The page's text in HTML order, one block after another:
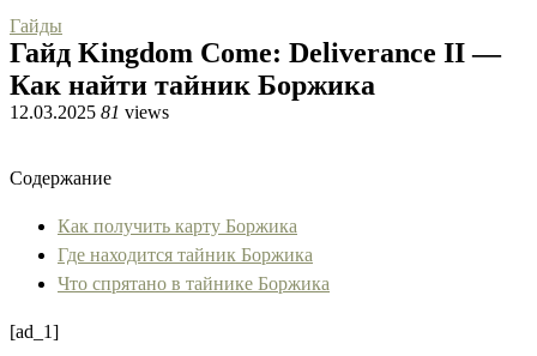
Гайды
Гайд Kingdom Come: Deliverance II —
Как найти тайник Боржика
12.03.2025 81 views
Содержание
Как получить карту Боржика
Где находится тайник Боржика
Что спрятано в тайнике Боржика
[ad_1]